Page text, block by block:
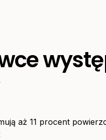
aż 11 procent